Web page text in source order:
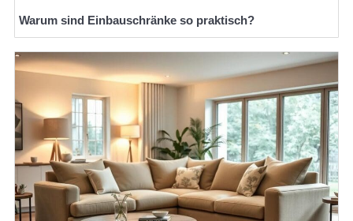
Warum sind Einbauschränke so praktisch?